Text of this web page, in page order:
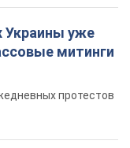
Украины уже
митинги
протестов